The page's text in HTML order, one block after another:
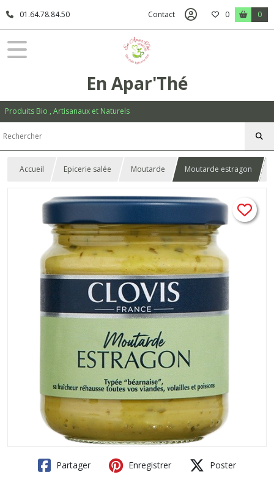
01.64.78.84.50 Contact 0 0
En Apar'Thé
Produits Bio , Artisanaux et Naturels
Accueil Epicerie salée Moutarde Moutarde estragon
Partager Enregistrer Poster